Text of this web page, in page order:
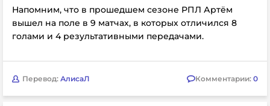
Напомним, что в прошедшем сезоне РПЛ Артём
вышел на поле в 9 матчах, в которых отличился 8
голами и 4 результативными передачами.
Перевод: АлисаЛ Комментарии: 0